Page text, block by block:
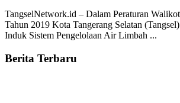
TangselNetwork.id – Dalam Peraturan
Tahun 2019 Kota Tangerang Selatan
Induk Sistem Pengelolaan Air Limbah ...
Berita Terbaru